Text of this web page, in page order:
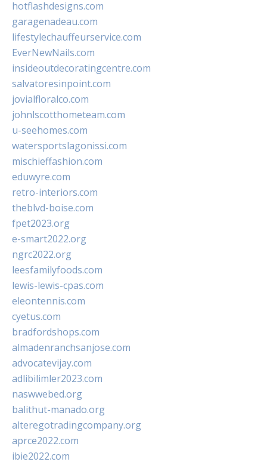
hotflashdesigns.com
garagenadeau.com
lifestylechauffeurservice.com
EverNewNails.com
insideoutdecoratingcentre.com
salvatoresinpoint.com
jovialfloralco.com
johnlscotthometeam.com
u-seehomes.com
watersportslagonissi.com
mischieffashion.com
eduwyre.com
retro-interiors.com
theblvd-boise.com
fpet2023.org
e-smart2022.org
ngrc2022.org
leesfamilyfoods.com
lewis-lewis-cpas.com
eleontennis.com
cyetus.com
bradfordshops.com
almadenranchsanjose.com
advocatevijay.com
adlibilimler2023.com
naswwebed.org
balithut-manado.org
alteregotradingcompany.org
aprce2022.com
ibie2022.com